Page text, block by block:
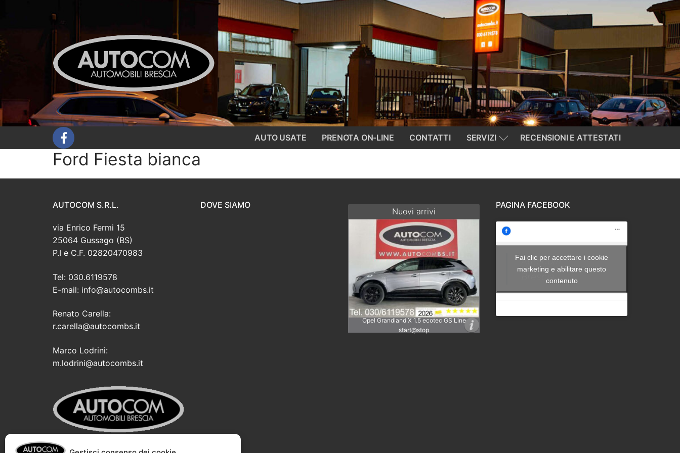
AUTO USATE PRENOTA ON-LINE CONTATTI SERVIZI RECENSIONI E ATTESTATI
Ford Fiesta bianca
AUTOCOM S.R.L.
via Enrico Fermi 15
25064 Gussago (BS)
P.I e C.F. 02820470983
Tel: 030.6119578
E-mail: info@autocombs.it
Renato Carella:
r.carella@autocombs.it
Marco Lodrini:
m.lodrini@autocombs.it
DOVE SIAMO
Nuovi arrivi
Opel Grandland X 1.5 ecotec GS Line
start@stop
PAGINA FACEBOOK
Autocom -
Brescia
Fai clic per accettare i cookie
marketing e abilitare questo
contenuto